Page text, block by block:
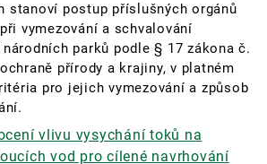
stanoví postup příslušných orgánů
vymezování a schvalování
parků podle § 17 zákona č.
přírody a krajiny, v platném
pro jejich vymezování a způsob
vlivu vysychání toků na
vod pro cílené navrhování